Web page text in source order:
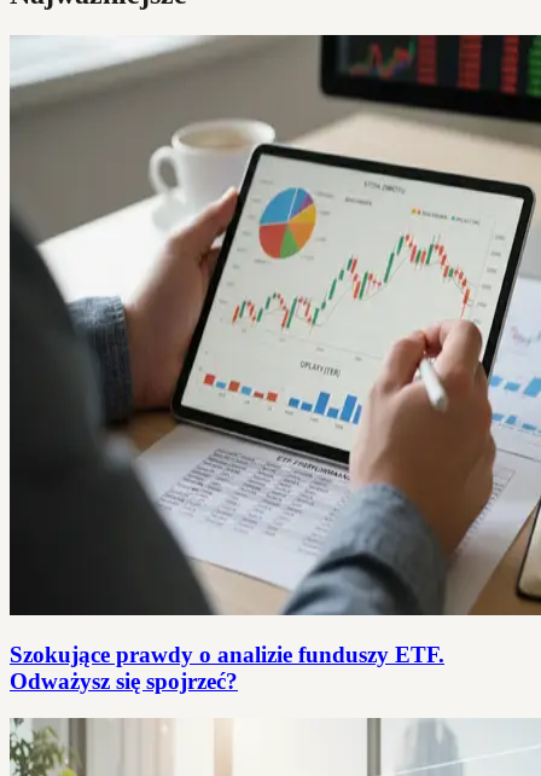
Szokujące prawdy o analizie funduszy ETF.
Odważysz się spojrzeć?